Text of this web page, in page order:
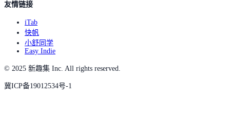
友情链接
iTab
快帆
小舒同学
Easy Indie
© 2025 新趣集 Inc. All rights reserved.
冀ICP备19012534号-1